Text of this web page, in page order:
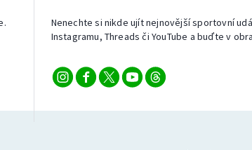
Nenechte si nikde ujít nejnovější sportovní
Instagramu, Threads či YouTube a buďte v